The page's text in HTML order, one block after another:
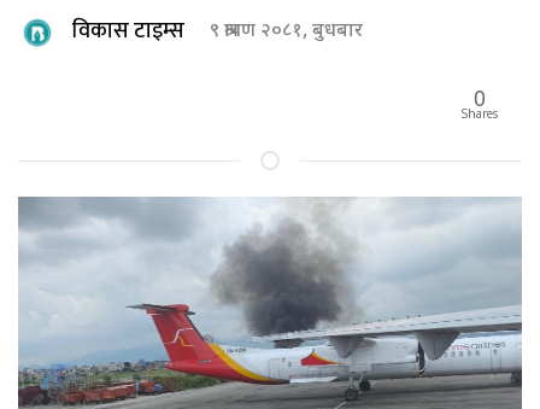
विकास टाइम्स ९ श्रावण २०८१, बुधबार
0
Shares